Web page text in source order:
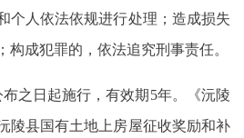
个人依法依规进行处理；造成损失
构成犯罪的，依法追究刑事责任。
之日起施行，有效期5年。《沅陵
陵县国有土地上房屋征收奖励和补